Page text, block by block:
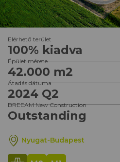
Nyugat-Budapest
Elérhető terület
100% kiadva
Épület mérete
42.000 m2
Átadás dátuma
2024 Q2
BREEAM New Construction
Outstanding